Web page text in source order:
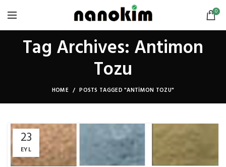
0
Tag Archives: Antimon
Tozu
HOME POSTS TAGGED "ANTIMON TOZU"
23
EYL